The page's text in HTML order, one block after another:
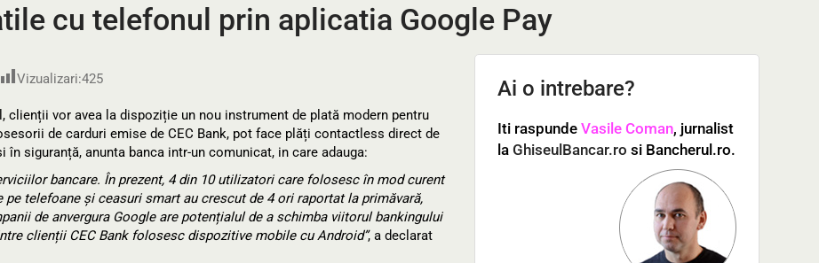
cu telefonul prin aplicatia Google Pay
Vizualizari:425
clienții vor avea la dispoziție un nou instrument de plată modern pentru
de carduri emise de CEC Bank, pot face plăți contactless direct de
siguranță, anunta banca intr-un comunicat, in care adauga:
bancare. În prezent, 4 din 10 utilizatori care folosesc în mod curent
telefoane și ceasuri smart au crescut de 4 ori raportat la primăvară,
de anvergura Google are potențialul de a schimba viitorul bankingului
clienții CEC Bank folosesc dispozitive mobile cu Android”, a declarat
Ai o intrebare?
Iti raspunde Vasile Coman, jurnalist
la GhiseulBancar.ro si Bancherul.ro.